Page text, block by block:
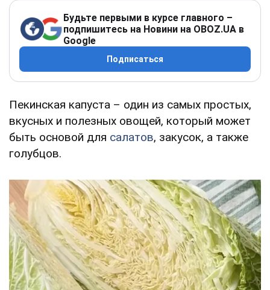
Будьте первыми в курсе главного –
подпишитесь на Новини на OBOZ.UA в
Google
Подписаться
Пекинская капуста – один из самых простых,
вкусных и полезных овощей, который может
быть основой для салатов, закусок, а также
голубцов.